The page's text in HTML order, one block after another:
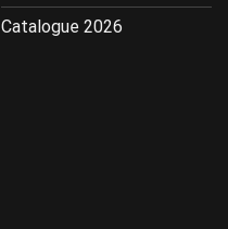
Catalogue 2026